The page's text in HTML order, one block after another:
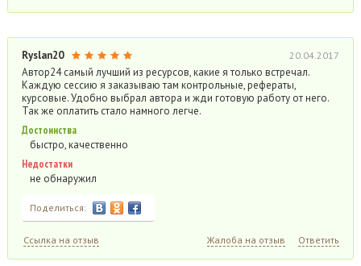
Ryslan20 20.04.2017
Автор24 самый лучший из ресурсов, какие я только встречал.
Каждую сессию я заказываю там контрольные, рефераты,
курсовые. Удобно выбрал автора и жди готовую работу от него.
Так же оплатить стало намного легче.
Достоинства
быстро, качественно
Недостатки
не обнаружил
Поделиться:
Ссылка на отзыв Жалоба на отзыв Ответить